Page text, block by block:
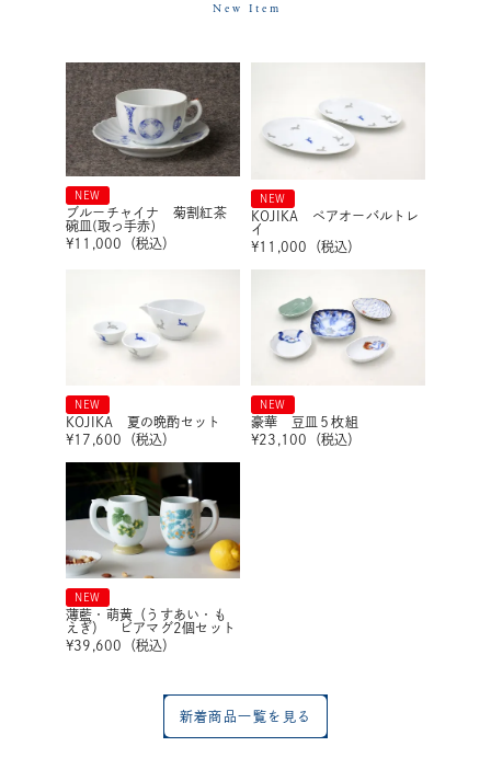
New Item
NEW
ブルーチャイナ 菊割紅茶
碗皿(取っ手赤)
¥11,000 （税込）
NEW
KOJIKA ペアオーバルトレ
イ
¥11,000 （税込）
NEW
KOJIKA 夏の晩酌セット
¥17,600 （税込）
NEW
豪華 豆皿５枚組
¥23,100 （税込）
NEW
薄藍・萌黄（うすあい・も
えぎ） ビアマグ2個セット
¥39,600 （税込）
新着商品一覧を見る